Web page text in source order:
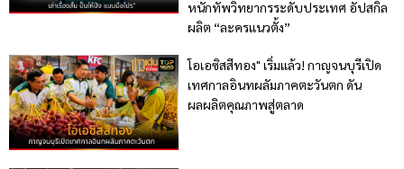
หนักทัพวิทยากรระดับประเทศ อัปสกิล
ผลิต “ละครแนวตั้ง”
โอเอซิสสีทอง" เริ่มแล้ว! กาญจนบุรีเปิด
เทศกาลอินทผลัมภาคตะวันตก ดัน
ผลผลิตคุณภาพสู่ตลาด